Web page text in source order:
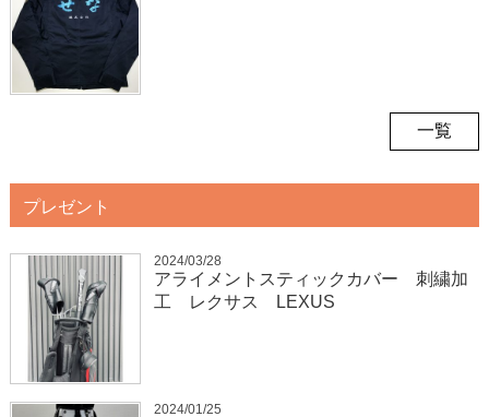
一覧
プレゼント
2024/03/28
アライメントスティックカバー 刺繍加
工 レクサス LEXUS
2024/01/25